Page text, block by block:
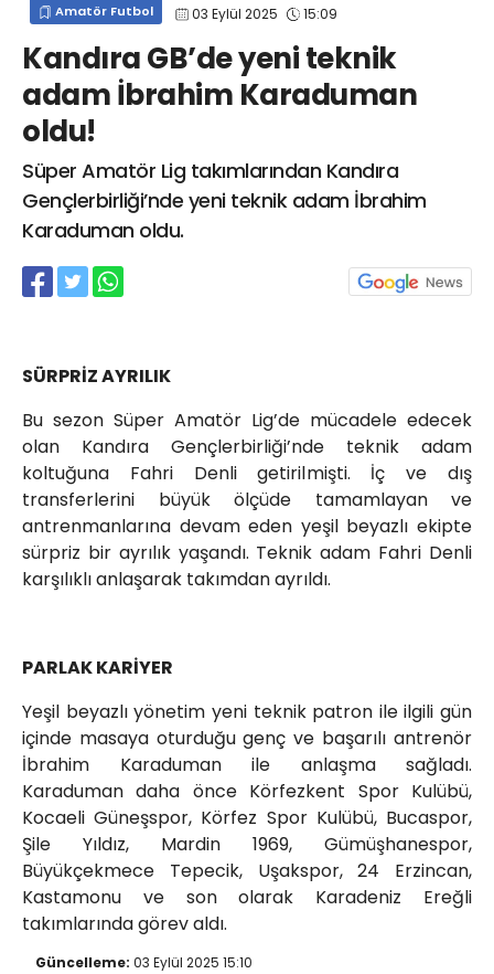
Amatör Futbol 03 Eylül 2025 15:09
Kandıra GB’de yeni teknik
adam İbrahim Karaduman
oldu!
Süper Amatör Lig takımlarından Kandıra
Gençlerbirliği’nde yeni teknik adam İbrahim
Karaduman oldu.
SÜRPRİZ AYRILIK
Bu sezon Süper Amatör Lig’de mücadele edecek
olan Kandıra Gençlerbirliği’nde teknik adam
koltuğuna Fahri Denli getirilmişti. İç ve dış
transferlerini büyük ölçüde tamamlayan ve
antrenmanlarına devam eden yeşil beyazlı ekipte
sürpriz bir ayrılık yaşandı. Teknik adam Fahri Denli
karşılıklı anlaşarak takımdan ayrıldı.
PARLAK KARİYER
Yeşil beyazlı yönetim yeni teknik patron ile ilgili gün
içinde masaya oturduğu genç ve başarılı antrenör
İbrahim Karaduman ile anlaşma sağladı.
Karaduman daha önce Körfezkent Spor Kulübü,
Kocaeli Güneşspor, Körfez Spor Kulübü, Bucaspor,
Şile Yıldız, Mardin 1969, Gümüşhanespor,
Büyükçekmece Tepecik, Uşakspor, 24 Erzincan,
Kastamonu ve son olarak Karadeniz Ereğli
takımlarında görev aldı.
Güncelleme: 03 Eylül 2025 15:10
info@spor41.com